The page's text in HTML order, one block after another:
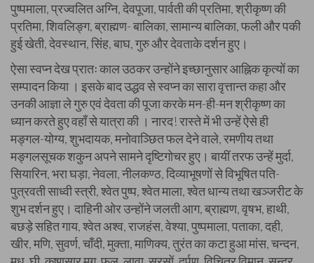
पुष्पमाला, प्रज्वलित अग्नि, देवपूजा, पार्वती की प्रतिमा, श्रीकृष्ण की
प्रतिमा, शिवलिङ्ग, ब्राह्मण- बालिका, सामान्य बालिका, फली और पकी
हुई खेती, देवस्थान, सिंह, बाघ, गुरु और देवताके दर्शन हुए।
ऐसा स्वप्न देख प्रातः काल उठकर उन्होंने इच्छानुसार आह्निक कृत्यों का
सम्पादन किया । इसके बाद उद्धव से स्वप्न का सारा वृत्तान्त कहा और
उनकी आज्ञा ले गुरु एवं देवता की पूजा करके मन-ही-मन श्रीकृष्ण का
ध्यान करते हुए वहाँ से यात्रा की । नारद! रास्ते में भी उन्हें ऐसे ही
मङ्गल-योग्य, शुभदायक, मनोवाञ्छित फल देने वाले, रमणीय तथा
मङ्गलसूचक शकुन अपने सामने दृष्टिगोचर हुए। बायीं तरफ उन्हें मुर्दा,
सियारिन, भरा घड़ा, नेवला, नीलकण्ठ, दिव्याभूषणों से विभूषित पति-
पुत्रवती साध्वी स्त्री, श्वेत पुष्प, श्वेत माला, श्वेत धान्य तथा खञ्जरीट के
शुभ दर्शन हुए। दाहिनी ओर उन्होंने जलती आग, ब्राह्मण, वृषभ, हाथी,
बछड़े सहित गाय, श्वेत अश्व, राजहंस, वेश्या, पुष्पमाला, पताका, दही,
खीर, मणि, सुवर्ण, चाँदी, मुक्ता, माणिक्य, तुरंत का कटा हुआ मांस, चन्दन,